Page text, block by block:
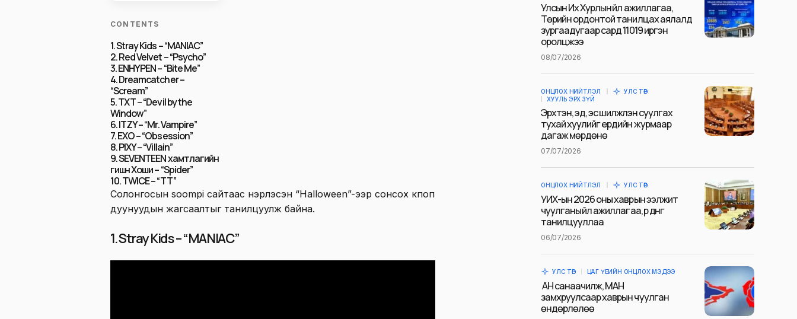
CONTENTS
1. Stray Kids – “MANIAC”
2. Red Velvet – “Psycho”
3. ENHYPEN – “Bite Me”
4. Dreamcatcher –
“Scream”
5. TXT – “Devil by the
Window”
6. ITZY – “Mr. Vampire”
7. EXO – “Obsession”
8. PIXY – “Villain”
9. SEVENTEEN хамтлагийн
гишүүн Хоши – “Spider”
10. TWICE – “TT”
Солонгосын soompi сайтаас нэрлэсэн “Halloween”-ээр сонсох кпоп
дуунуудын жагсаалтыг танилцуулж байна.
1. Stray Kids – “MANIAC”
Улсын Их Хурлын үйл ажиллагаа,
Төрийн ордонтой танилцах аялалд
зургаадугаар сард 11019 иргэн
оролцжээ
08/07/2026
ОНЦЛОХ НИЙТЛЭЛ
УЛС ТӨР
ХУУЛЬ ЭРХ ЗҮЙ
Эрхтэн, эд, эс шилжүүлэн суулгах
тухай хуулийг ердийн журмаар
дагаж мөрдөнө
07/07/2026
ОНЦЛОХ НИЙТЛЭЛ УЛС ТӨР
УИХ-ын 2026 оны хаврын ээлжит
чуулганы үйл ажиллагаа, үр дүнг
танилцууллаа
06/07/2026
УЛС ТӨР ЦАГ ҮЕИЙН ОНЦЛОХ МЭДЭЭ
АН санаачилж, МАН
замхруулсаар хаврын чуулган
өндөрлөлөө